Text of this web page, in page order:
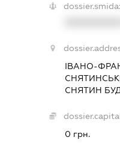
dossier.smida:
ІВАНО-
СНЯТИН
0 грн.